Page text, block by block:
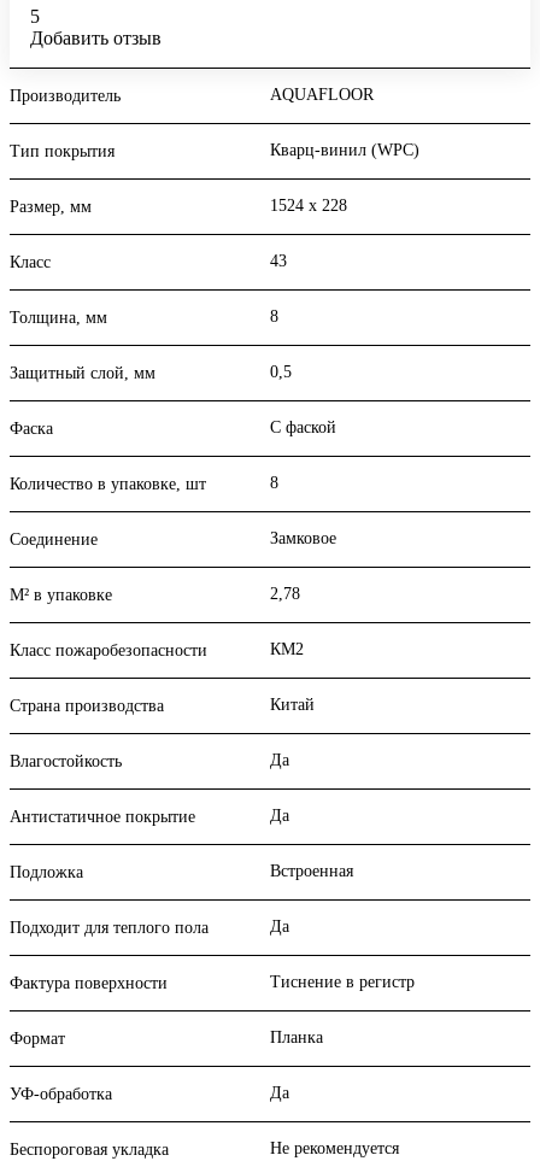
5
Добавить отзыв
Производитель AQUAFLOOR
Тип покрытия Кварц-винил (WPC)
Размер, мм 1524 x 228
Класс 43
Толщина, мм 8
Защитный слой, мм 0,5
Фаска С фаской
Количество в упаковке, шт 8
Соединение Замковое
М² в упаковке 2,78
Класс пожаробезопасности КМ2
Страна производства Китай
Влагостойкость Да
Антистатичное покрытие Да
Подложка Встроенная
Подходит для теплого пола Да
Фактура поверхности Тиснение в регистр
Формат Планка
УФ-обработка Да
Беспороговая укладка Не рекомендуется